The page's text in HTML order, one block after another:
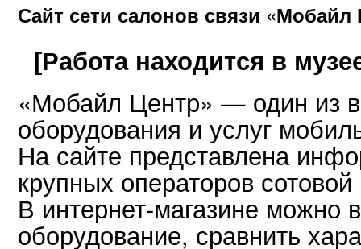
Сайт сети салонов связи «Мобайл
[Работа находится в
«Мобайл Центр» — один из
оборудования и услуг
На сайте представлена
крупных операторов
В интернет-магазине можно
оборудование, сравнить